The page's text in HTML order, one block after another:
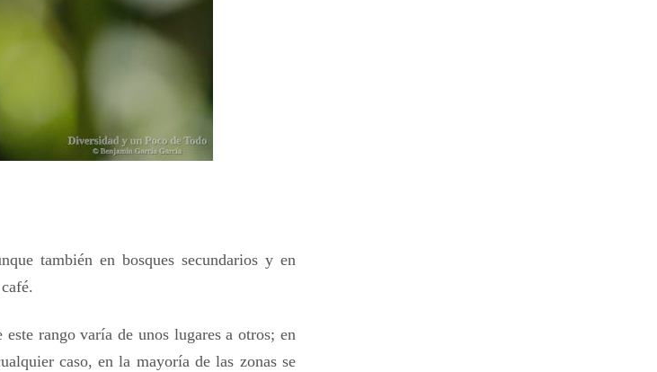
también en bosques secundarios y en
rango varía de unos lugares a otros; en
caso, en la mayoría de las zonas se